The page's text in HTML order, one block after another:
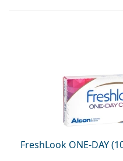
FreshLook ONE-DAY